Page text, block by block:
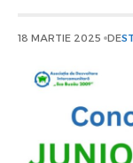
18 MARTIE 2025 DE